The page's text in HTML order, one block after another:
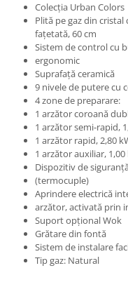
Colecţia Urban Colors
Plită pe gaz din
faţetată, 60 cm
Sistem de control cu
ergonomic
Suprafață ceramică
9 nivele de putere cu
4 zone de preparare:
1 arzător coroană
1 arzător semi-rapid,
1 arzător rapid, 2,80
1 arzător auxiliar, 1,00
Dispozitiv de
(termocuple)
Aprindere electrică
arzător, activată prin
Suport opțional Wok
Grătare din fontă
Sistem de instalare
Tip gaz: Natural